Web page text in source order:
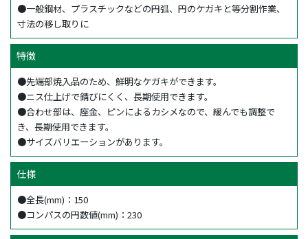
●一般鋼材、プラスチックなどの円弧、円のケガキと等分割作業、
寸法の移し取りに
特徴
●先端部焼入品のため、鮮明なケガキができます。
●ニス仕上げで錆びにくく、長期使用できます。
●合わせ部は、座金、ピンによるカシメなので、緩んでも調整で
き、長期使用できます。
●サイズバリエーションがあります。
仕様
●全長(mm)：150
●コンパスの円数値(mm)：230